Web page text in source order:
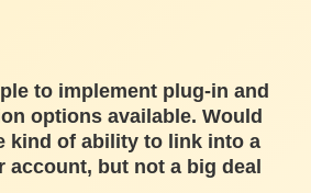
to implement plug-in and
options available. Would
kind of ability to link into a
account, but not a big deal